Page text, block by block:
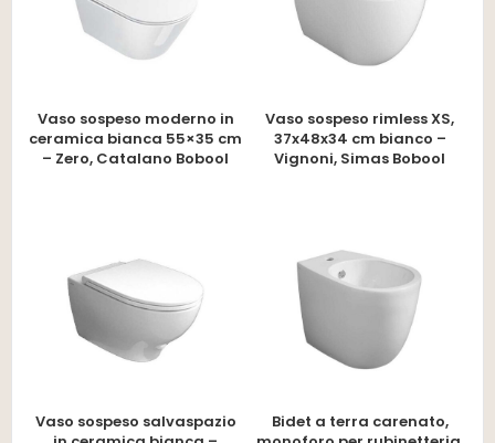
Vaso sospeso moderno in
ceramica bianca 55×35 cm
– Zero, Catalano Bobool
Vaso sospeso rimless XS,
37x48x34 cm bianco –
Vignoni, Simas Bobool
Vaso sospeso salvaspazio
Bidet a terra carenato,